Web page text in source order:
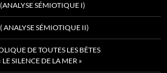
SÉMIOTIQUE I)
ANALYSE SÉMIOTIQUE II)
DE TOUTES LES BÊTES
SILENCE DE LA MER »